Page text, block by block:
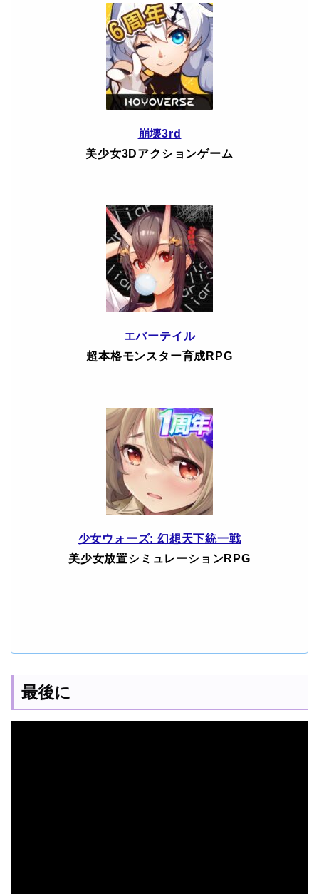
崩壊3rd
美少女3Dアクションゲーム
エバーテイル
超本格モンスター育成RPG
少女ウォーズ: 幻想天下統一戦
美少女放置シミュレーションRPG
最後に